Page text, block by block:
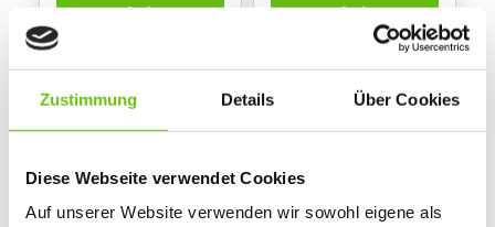
Zustimmung Details Über Cookies
Diese Webseite verwendet Cookies
Auf unserer Website verwenden wir sowohl eigene als